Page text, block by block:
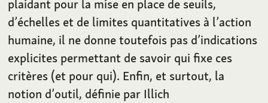
plaidant pour la mise en place de seuils,
d’échelles et de limites quantitatives à l’action
humaine, il ne donne toutefois pas d’indications
explicites permettant de savoir qui fixe ces
critères (et pour qui). Enfin, et surtout, la
notion d’outil, définie par Illich